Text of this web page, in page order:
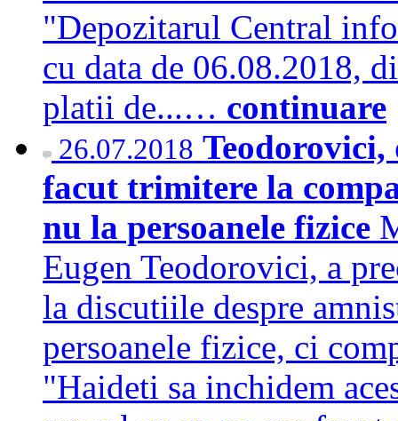
"Depozitarul Central
cu data de 06.08.2018,
platii de...… continuare
26.07.2018 Teodorovici,
facut trimitere la
nu la persoanele fizice
Eugen Teodorovici, a
la discutiile despre
persoanele fizice, ci
"Haideti sa inchidem